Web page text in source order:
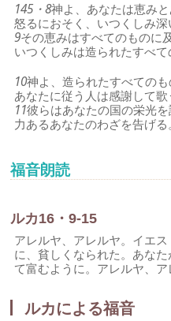
145・8神よ、あなたは恵みと
怒るにおそく、いつくしみ深
9その恵みはすべてのものに及
いつくしみは造られたすべて
10神よ、造られたすべてのも
あなたに従う人は感謝して歌
11彼らはあなたの国の栄光を
力あるあなたのわざを告げる。
福音朗読
ルカ16・9-15
アレルヤ、アレルヤ。イエ
に、貧しくなられた。あな
て富むように。アレルヤ、ア
ルカによる福音